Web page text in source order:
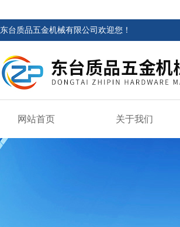
东台质品五金机械有限公司欢迎您！
网站首页 关于我们